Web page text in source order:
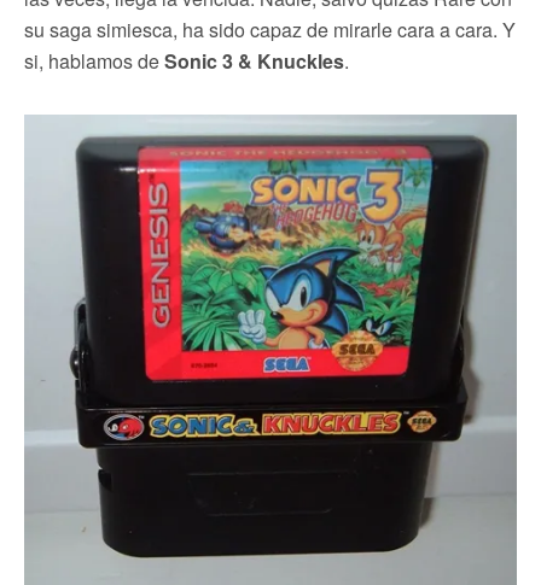
su saga simiesca, ha sido capaz de mirarle cara a cara. Y
si, hablamos deSonic 3 & Knuckles.